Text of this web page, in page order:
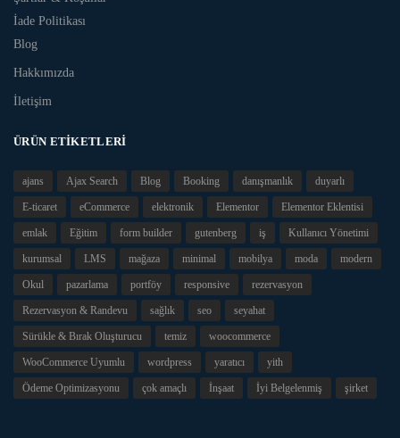
İade Politikası
Blog
Hakkımızda
İletişim
ÜRÜN ETIKETLERI
ajans Ajax Search Blog Booking danışmanlık duyarlı
E-ticaret eCommerce elektronik Elementor Elementor Eklentisi
emlak Eğitim form builder gutenberg iş Kullanıcı Yönetimi
kurumsal LMS mağaza minimal mobilya moda modern
Okul pazarlama portföy responsive rezervasyon
Rezervasyon & Randevu sağlık seo seyahat
Sürükle & Bırak Oluşturucu temiz woocommerce
WooCommerce Uyumlu wordpress yaratıcı yith
Ödeme Optimizasyonu çok amaçlı İnşaat İyi Belgelenmiş şirket